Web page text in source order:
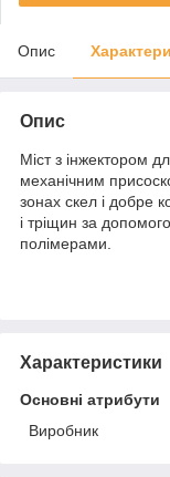
Опис
Опис
Міст з інжектором
механічним
зонах скел і добре
і тріщин за
полімерами.
Характеристики
Основні атрибути
Виробник